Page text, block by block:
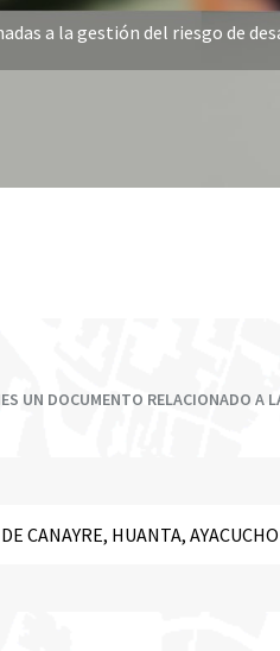
a la gestión del riesgo de
UN DOCUMENTO RELACIONADO A